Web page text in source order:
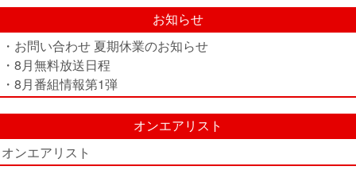
お知らせ
・お問い合わせ 夏期休業のお知らせ
・8月無料放送日程
・8月番組情報第1弾
オンエアリスト
オンエアリスト